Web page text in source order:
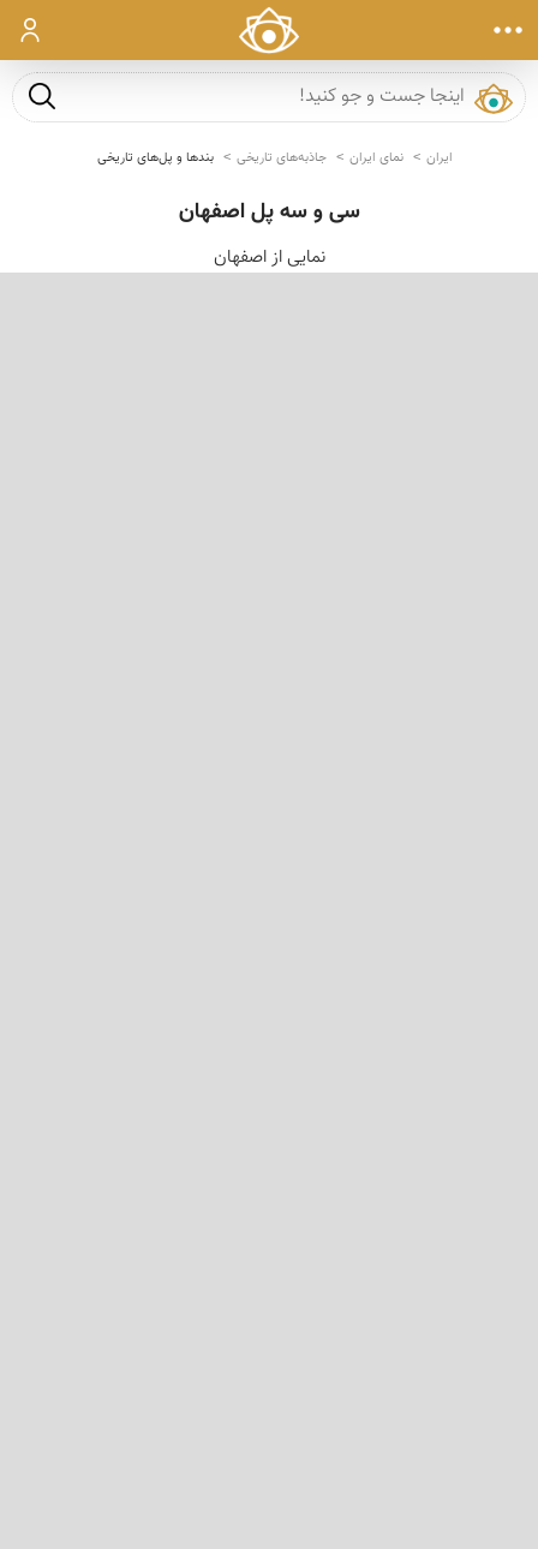
ورود
جست و
ایران نمای ایران جاذبه‌های تاریخی بندها و پل‌های تاریخی
سی و سه پل اصفهان
نمایی از اصفهان